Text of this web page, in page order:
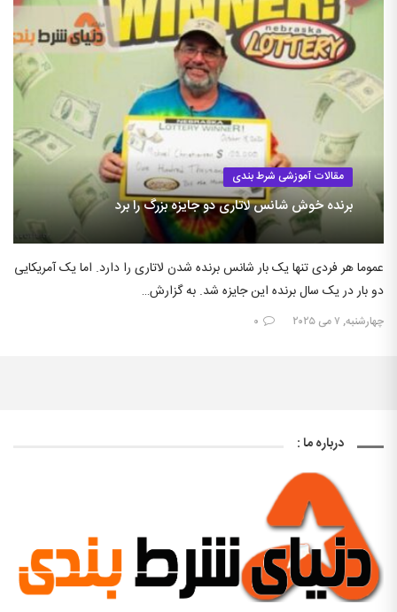
مقالات آموزشی شرط بندی
برنده خوش شانس لاتاری دو جایزه بزرگ را برد
عموما هر فردی تنها یک بار شانس برنده شدن لاتاری را دارد. اما یک آمریکایی
دو بار در یک سال برنده این جایزه شد. به گزارش…
چهارشنبه, ۷ می ۲۰۲۵ ۰
درباره ما :